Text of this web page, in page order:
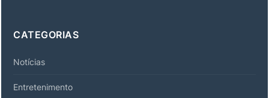
CATEGORIAS
Notícias
Entretenimento